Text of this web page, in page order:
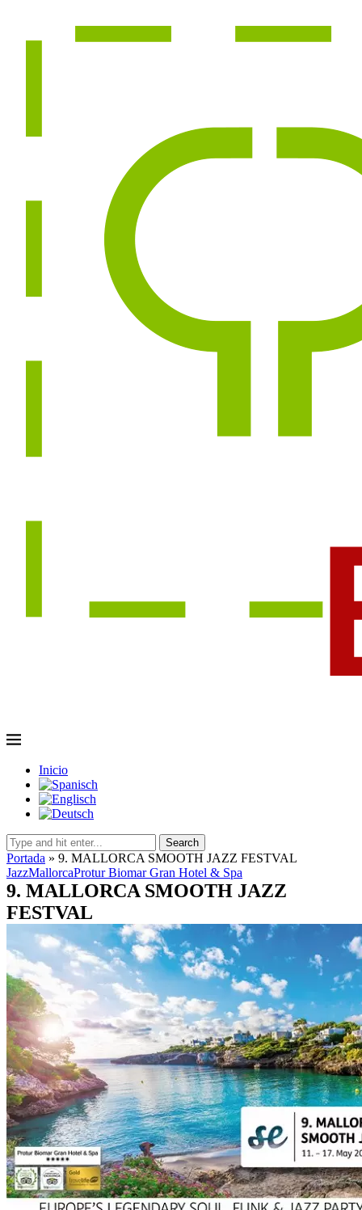
Inicio
Search
Portada » 9. MALLORCA SMOOTH JAZZ FESTVAL
JazzMallorcaProtur Biomar Gran Hotel & Spa
9. MALLORCA SMOOTH JAZZ
FESTVAL